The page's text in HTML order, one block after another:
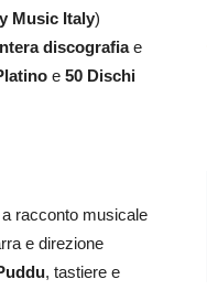
Music Italy)
discografiae
e 50 Dischi
racconto musicale
e direzione
, tastiere e